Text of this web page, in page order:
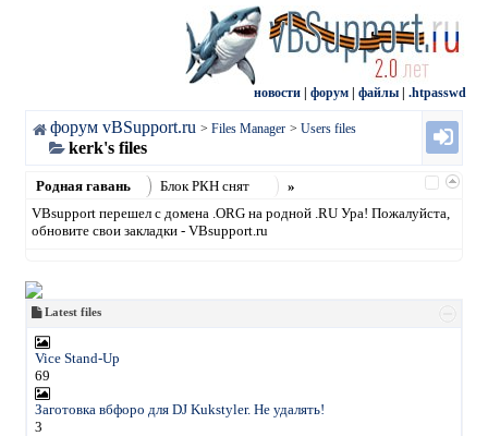
новости форум файлы .htpasswd
форум vBSupport.ru > Files Manager > Users files
kerk's files
Родная гавань Блок РКН снят
»
VBsupport перешел с домена .ORG на родной .RU Ура! Пожалуйста,
обновите свои закладки - VBsupport.ru
Latest files
Vice Stand-Up
69
Заготовка вбфоро для DJ Kukstyler. Не удалять!
3